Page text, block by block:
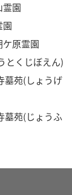
霊園
園
原霊園
とくじぼえん)
墓苑(しょうげ
墓苑(じょうふ